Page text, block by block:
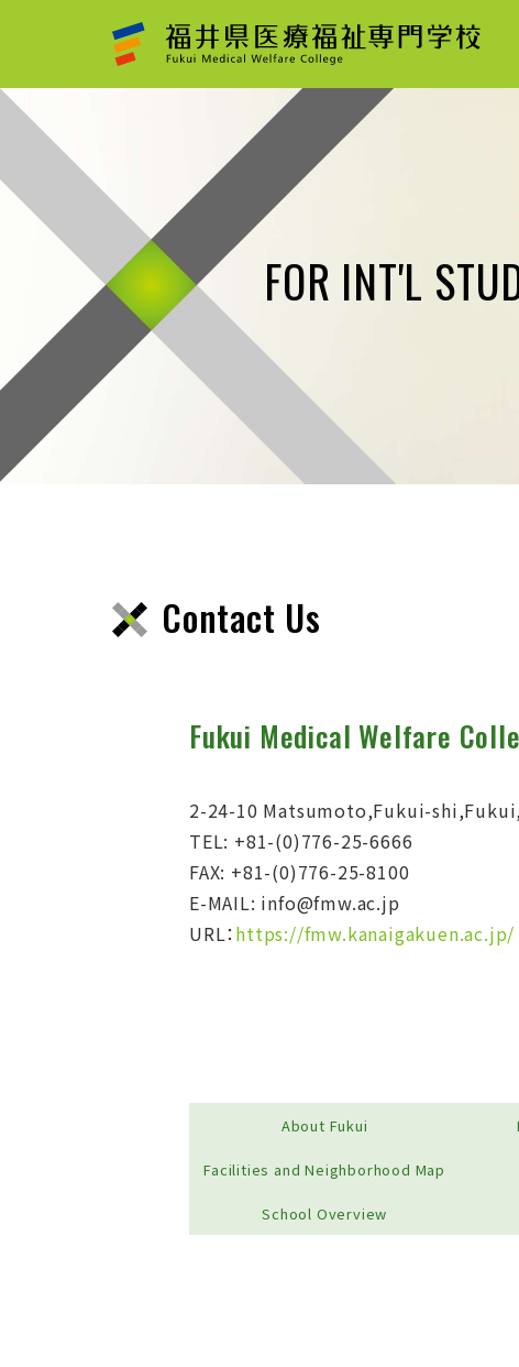
FOR INT'L
Contact Us
Fukui Medical Welfare
2-24-10 Matsumoto,Fukui-
TEL: +81-(0)776-25-6666
FAX: +81-(0)776-25-8100
E-MAIL: info@fmw.ac.jp
URL：https://fmw.kanaigakuen.ac.jp/
About Fukui
Facilities and Neighborhood Map
School Overview